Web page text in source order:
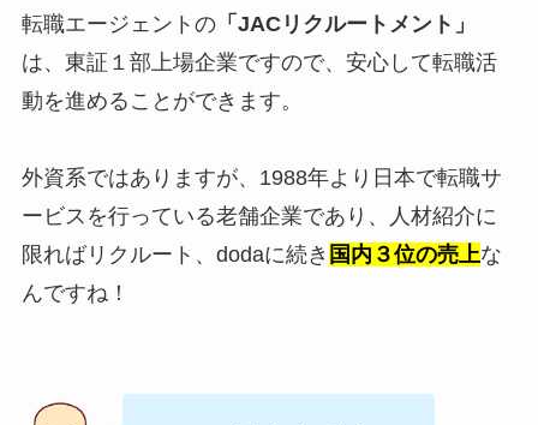
転職エージェントの「JACリクルートメント」
は、東証１部上場企業ですので、安心して転職活
動を進めることができます。
外資系ではありますが、1988年より日本で転職サ
ービスを行っている老舗企業であり、人材紹介に
限ればリクルート、dodaに続き 国内３位の売上な
んですね！